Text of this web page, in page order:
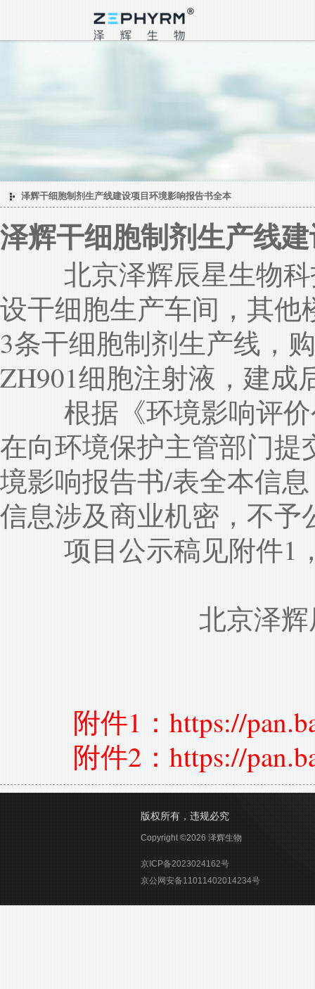
泽辉干细胞制剂生产线建设项目环境影响报告书全本
公示
泽辉干细胞制剂生产线
北京泽辉辰星生物科
设干细胞生产车间，其
3条干细胞制剂生产线，
ZH901细胞注射液，建成
根据《环境影响评价
在向环境保护主管部门
境影响报告书/表全本信
信息涉及商业机密，不予
项目公示稿见附件1，
北京泽辉
附件1：https://
附件2：https://
版权所有，违规必究
Copyright ©2026 泽辉生物
京ICP备2023024162号
京公网安备11011402014234号